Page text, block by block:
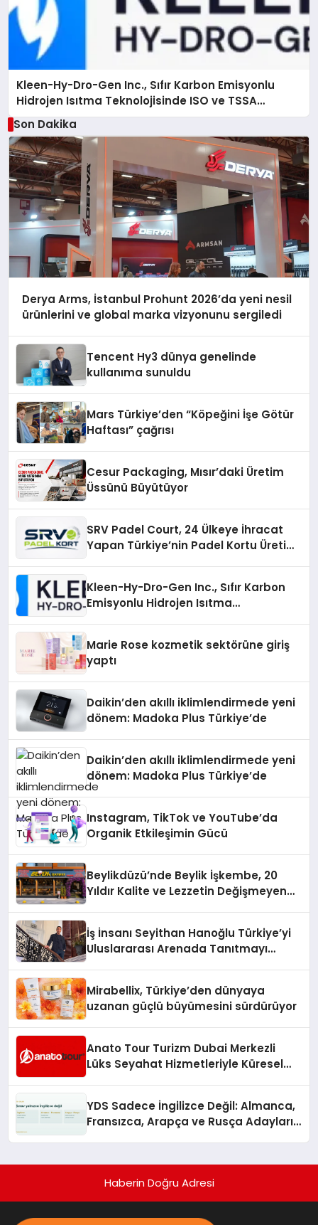
Kleen-Hy-Dro-Gen Inc., Sıfır Karbon Emisyonlu
Hidrojen Isıtma Teknolojisinde ISO ve TSSA
Düzenleyici Onaylarını Aldı
Son Dakika
Derya Arms, İstanbul Prohunt 2026’da yeni nesil
ürünlerini ve global marka vizyonunu sergiledi
Tencent Hy3 dünya genelinde
kullanıma sunuldu
Mars Türkiye’den “Köpeğini İşe Götür
Haftası” çağrısı
Cesur Packaging, Mısır’daki Üretim
Üssünü Büyütüyor
SRV Padel Court, 24 Ülkeye İhracat
Yapan Türkiye’nin Padel Kortu Üretim
Kleen-Hy-Dro-Gen Inc., Sıfır Karbon
Emisyonlu Hidrojen Isıtma
Marie Rose kozmetik sektörüne giriş
yaptı
Daikin’den akıllı iklimlendirmede yeni
dönem: Madoka Plus Türkiye’de
Daikin’den akıllı iklimlendirmede yeni
dönem: Madoka Plus Türkiye’de
Instagram, TikTok ve YouTube’da
Organik Etkileşimin Gücü
Beylikdüzü’nde Beylik İşkembe, 20
Yıldır Kalite ve Lezzetin Değişmeyen
İş İnsanı Seyithan Hanoğlu Türkiye’yi
Uluslararası Arenada Tanıtmayı
Mirabellix, Türkiye’den dünyaya
uzanan güçlü büyümesini sürdürüyor
Anato Tour Turizm Dubai Merkezli
Lüks Seyahat Hizmetleriyle Küresel
YDS Sadece İngilizce Değil: Almanca,
Fransızca, Arapça ve Rusça Adayları
Haberin Doğru Adresi